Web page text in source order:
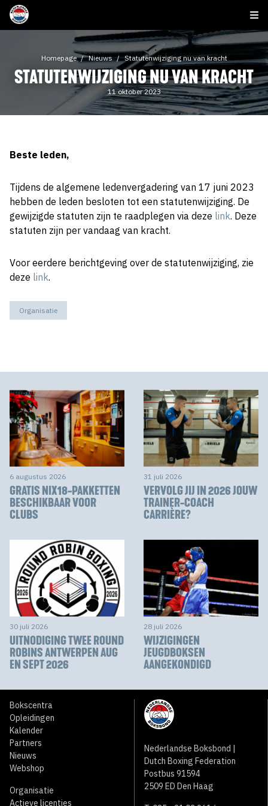
Homepage Nieuws Statutenwijziging nu van kracht
STATUTENWIJZIGING NU VAN KRACHT
11 oktober 2023
Beste leden,
Tijdens de algemene ledenvergadering van 17 juni 2023
hebben de leden besloten tot een statutenwijziging. De
gewijzigde statuten zijn te raadplegen via deze link. Deze
statuten zijn per vandaag van kracht.
Voor eerdere berichtgeving over de statutenwijziging, zie
deze link.
Organisatie
6 augustus 2026
GRATIS NIX18-PAKKETTEN
BESCHIKBAAR VOOR
CLUBS
31 juli 2026
VERVOLG JIJ IN 2026 JOUW
TRAINER-COACH
CARRIÈRE?
30 juli 2026
UITNODIGING TWEE ROUND
ROBINS ANTWERPEN AUG
EN SEPT 2026
28 juli 2026
WIJZIGINGEN
JEUGDBOKSEN
AANGEKONDIGD
Bokscentra
Opleidingen
Kalender
Partners
Nieuws
Webshop
Organisatie
Actieve licenties
Nederlandse Boksbond |
Dutch Boxing Federation
Postbus 91594
2509 ED Den Haag